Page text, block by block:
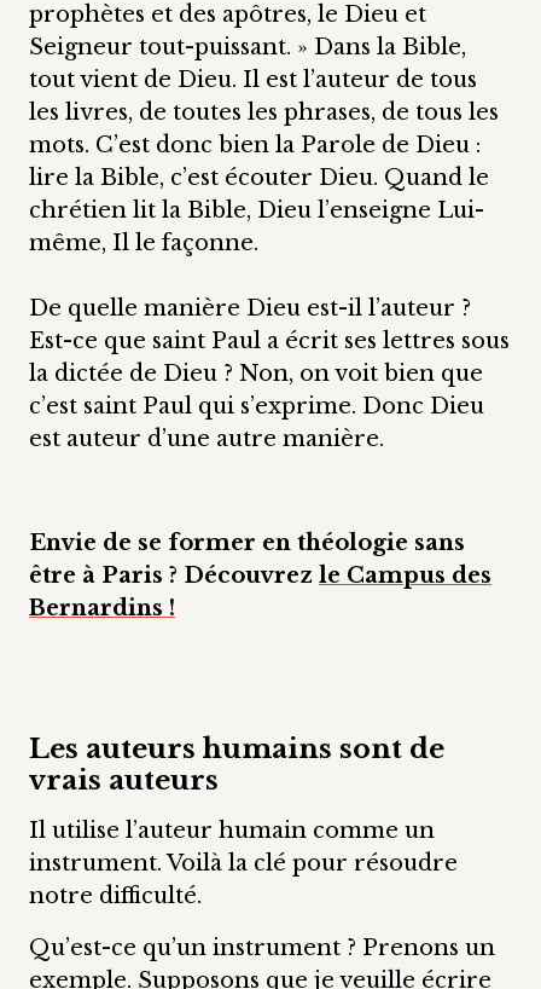
prophètes et des apôtres, le Dieu et
Seigneur tout-puissant. » Dans la Bible,
tout vient de Dieu. Il est l’auteur de tous
les livres, de toutes les phrases, de tous les
mots. C’est donc bien la Parole de Dieu :
lire la Bible, c’est écouter Dieu. Quand le
chrétien lit la Bible, Dieu l’enseigne Lui-
même, Il le façonne.
De quelle manière Dieu est-il l’auteur ?
Est-ce que saint Paul a écrit ses lettres sous
la dictée de Dieu ? Non, on voit bien que
c’est saint Paul qui s’exprime. Donc Dieu
est auteur d’une autre manière.
Envie de se former en théologie sans
être à Paris ? Découvrez le Campus des
Bernardins !
Les auteurs humains sont de
vrais auteurs
Il utilise l’auteur humain comme un
instrument. Voilà la clé pour résoudre
notre difficulté.
Qu’est-ce qu’un instrument ? Prenons un
exemple. Supposons que je veuille écrire